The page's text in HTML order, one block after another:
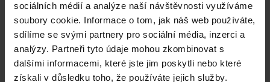
sociálních médií a analýze naší návštěvnosti využíváme
soubory cookie. Informace o tom, jak náš web používáte,
sdílíme se svými partnery pro sociální média, inzerci a
analýzy. Partneři tyto údaje mohou zkombinovat s
dalšími informacemi, které jste jim poskytli nebo které
získali v důsledku toho, že používáte jejich služby.
VoZP
Vojenská zdravotní
pojišťovna
201